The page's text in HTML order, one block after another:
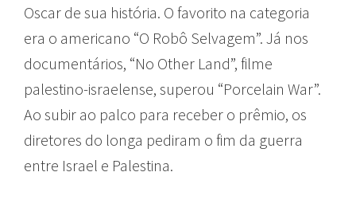
Oscar de sua história. O favorito na categoria
era o americano “O Robô Selvagem”. Já nos
documentários, “No Other Land”, filme
palestino-israelense, superou “Porcelain War”.
Ao subir ao palco para receber o prêmio, os
diretores do longa pediram o fim da guerra
entre Israel e Palestina.